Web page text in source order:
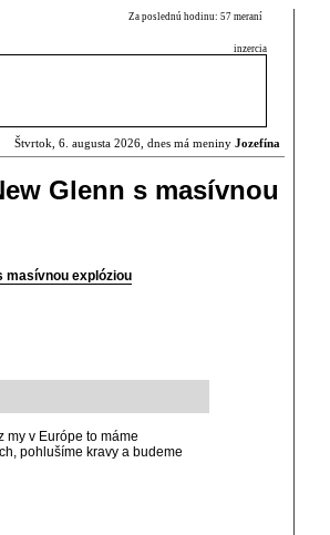
Za poslednú hodinu: 57 meraní
inzercia
Štvrtok, 6. augusta 2026, dnes má meniny Jozefína
Glenn s masívnou
masívnou explóziou
my v Európe to máme
pohlušíme kravy a budeme